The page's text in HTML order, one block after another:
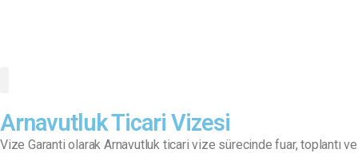
Arnavutluk Ticari Vizesi
Vize Garanti olarak Arnavutluk ticari vize sürecinde fuar, toplantı ve